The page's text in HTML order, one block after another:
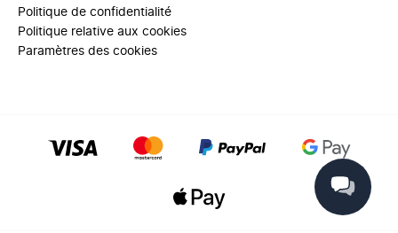
Politique de confidentialité
Politique relative aux cookies
Paramètres des cookies